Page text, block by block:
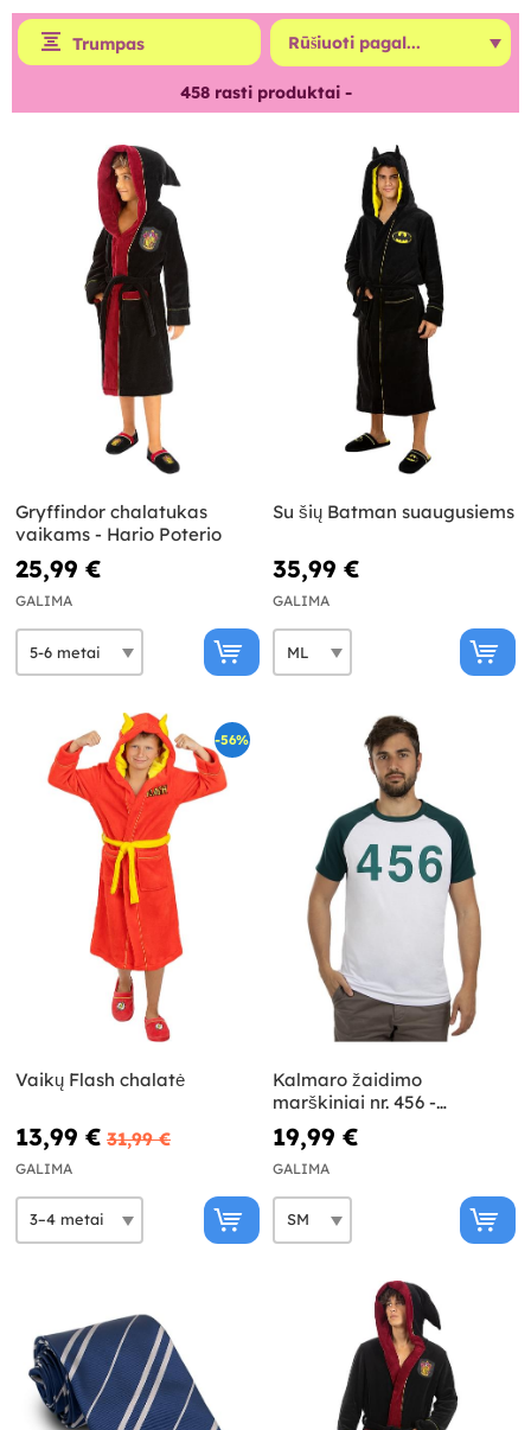
Trumpas
458rasti produktai -
Gryffindor chalatukas
vaikams - Hario Poterio
25,99 €
GALIMA
Su šių Batman suaugusiems
35,99 €
GALIMA
-56%
Vaikų Flash chalatė
13,99 € 31,99 €
GALIMA
Kalmaro žaidimo
marškiniai nr. 456 -
Oficialus Netflix
19,99 €
GALIMA